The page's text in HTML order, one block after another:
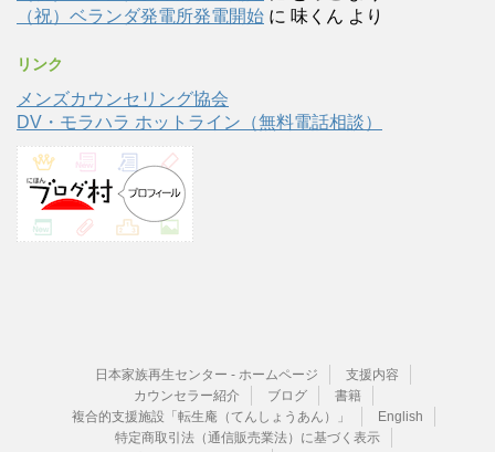
（祝）ベランダ発電所発電開始 に 味くん より
リンク
メンズカウンセリング協会
DV・モラハラ ホットライン（無料電話相談）
日本家族再生センター - ホームページ
支援内容
カウンセラー紹介
ブログ
書籍
複合的支援施設「転生庵（てんしょうあん）」
English
特定商取引法（通信販売業法）に基づく表示